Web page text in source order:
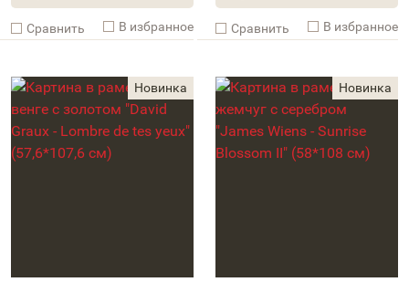
Cравнить В избранное Cравнить В избранное